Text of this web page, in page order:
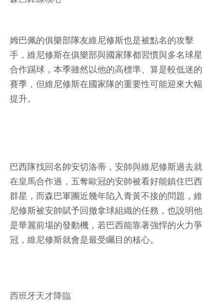
姆巴佩的俱樂部隊友維尼修斯也是被點名的攻擊
手，維尼修斯在俱樂部與國家隊都習慣與多名球星
合作踢球，本季雖然以他的高標準、算是較低迷的
賽季，但維尼修斯在國家隊的重要性可能迎來大幅
提升。
巴西隊找回名帥安切洛蒂，安帥與維尼修斯過去就
在皇馬合作過，五奪歐冠的安帥被看好能鎮住巴西
群星，而森巴軍團近幾年陷入青黃不接的問題，維
尼修斯被安帥賦予回撤拿球組織的任務，也說明他
是華麗前場的發動機，若巴西能靠著強悍的火力爭
冠，維尼修斯就會是最受矚目的核心。
西班牙天才降臨